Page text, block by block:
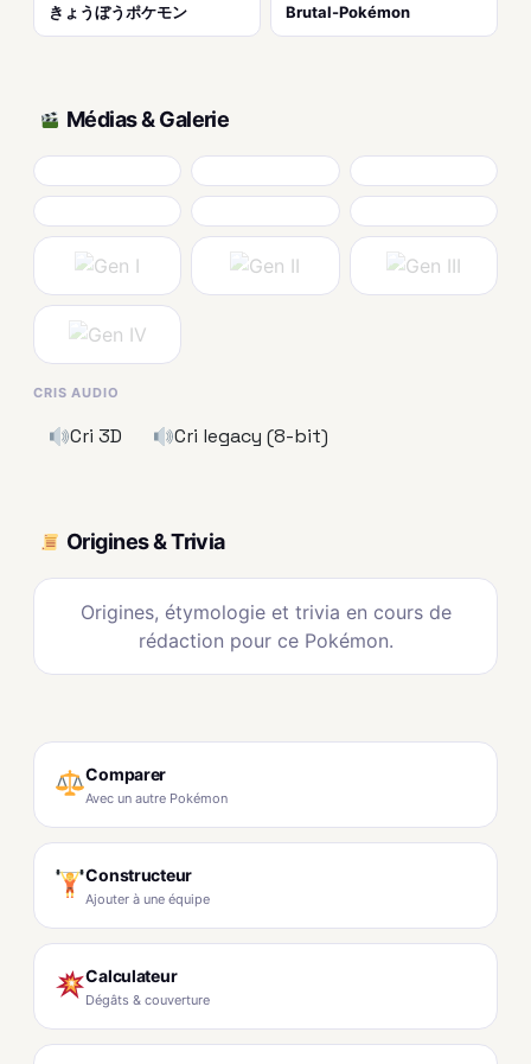
きょうぼうポケモン Brutal-Pokémon
Médias & Galerie
CRIS AUDIO
Cri 3D Cri legacy (8-bit)
Origines & Trivia
Origines, étymologie et trivia en cours de
rédaction pour ce Pokémon.
Comparer
Avec un autre Pokémon
Constructeur
Ajouter à une équipe
Calculateur
Dégâts & couverture